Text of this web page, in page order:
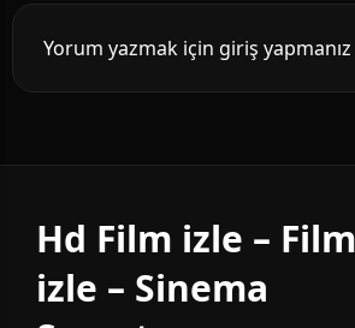
Yorum yazmak için giriş
Hd Film izle – Film
izle – Sinema